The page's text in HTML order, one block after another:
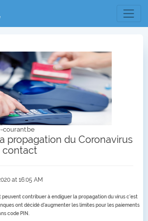
courant.be
propagation du Coronavirus
contact
at 16:05 AM
contribuer à endiguer la propagation du virus c'est
ont décidé d'augmenter les limites pour les paiements
code PIN.